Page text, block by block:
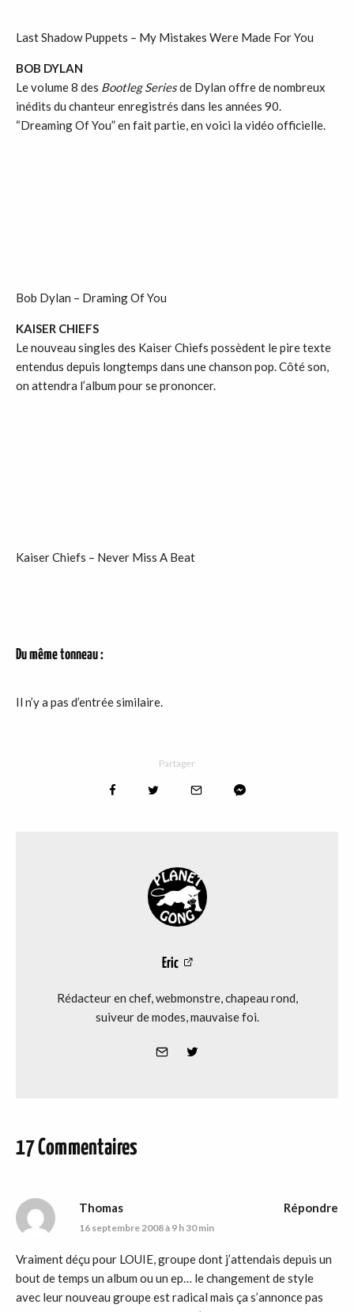
Last Shadow Puppets – My Mistakes Were Made For You
BOB DYLAN
Le volume 8 des Bootleg Seriesde Dylan offre de nombreux
inédits du chanteur enregistrés dans les années 90.
“Dreaming Of You” en fait partie, en voici la vidéo officielle.
Bob Dylan – Draming Of You
KAISER CHIEFS
Le nouveau singles des Kaiser Chiefs possèdent le pire texte
entendus depuis longtemps dans une chanson pop. Côté son,
on attendra l’album pour se prononcer.
Kaiser Chiefs – Never Miss A Beat
Du même tonneau :
Il n’y a pas d’entrée similaire.
Partager
Eric
Rédacteur en chef, webmonstre, chapeau rond,
suiveur de modes, mauvaise foi.
17 Commentaires
Thomas
16 septembre 2008 à 9 h 30 min
Vraiment déçu pour LOUIE, groupe dont j’attendais depuis un
bout de temps un album ou un ep… le changement de style
avec leur nouveau groupe est radical mais ça s’annonce pas
Répondre